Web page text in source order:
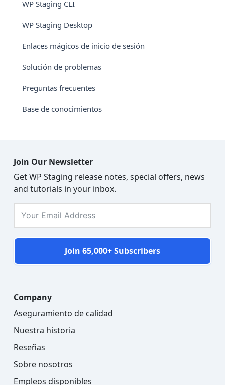
WP Staging CLI
WP Staging Desktop
Enlaces mágicos de inicio de sesión
Solución de problemas
Preguntas frecuentes
Base de conocimientos
Join Our Newsletter
Get WP Staging release notes, special offers, news
and tutorials in your inbox.
Join 65,000+ Subscribers
Company
Aseguramiento de calidad
Nuestra historia
Reseñas
Sobre nosotros
Empleos disponibles